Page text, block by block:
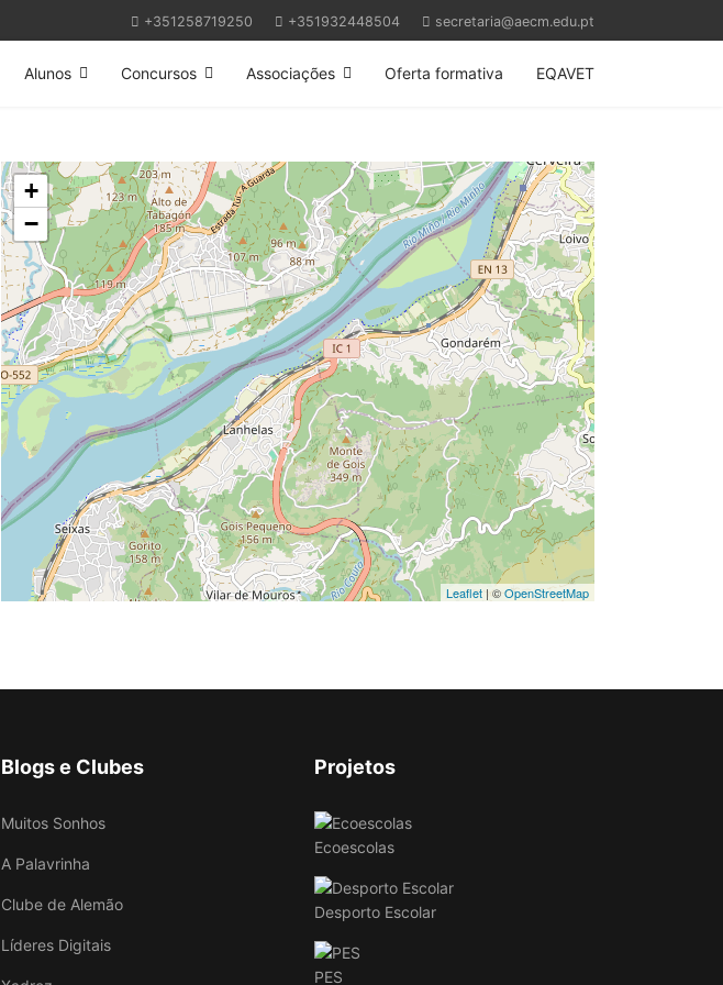
+351258719250 +351932448504 secretaria@aecm.edu.pt
Alunos Concursos Associações Oferta formativa EQAVET
+
−
Leaflet | ©OpenStreetMap
Blogs e Clubes
Muitos Sonhos
A Palavrinha
Clube de Alemão
Líderes Digitais
Projetos
Ecoescolas
Desporto Escolar
PES